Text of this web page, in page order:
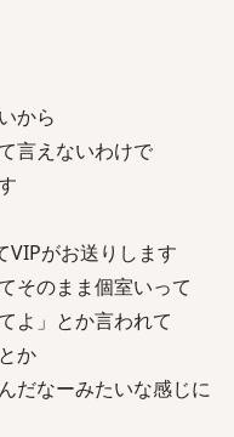
から
言えないわけで
VIPがお送りします
そのまま個室いって
よ」とか言われて
か
だなーみたいな感じに